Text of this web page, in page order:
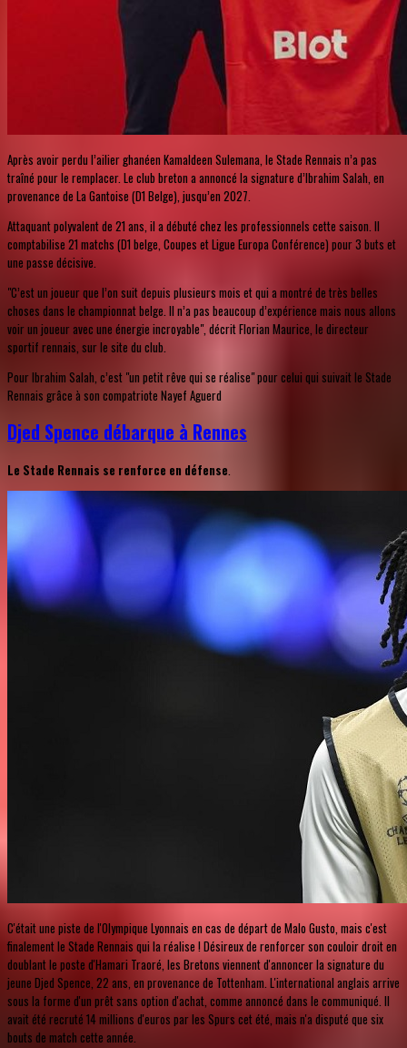
Après avoir perdu l’ailier ghanéen Kamaldeen Sulemana, le Stade Rennais n’a pas
traîné pour le remplacer. Le club breton a annoncé la signature d’Ibrahim Salah, en
provenance de La Gantoise (D1 Belge), jusqu’en 2027.
Attaquant polyvalent de 21 ans, il a débuté chez les professionnels cette saison. Il
comptabilise 21 matchs (D1 belge, Coupes et Ligue Europa Conférence) pour 3 buts et
une passe décisive.
"C’est un joueur que l’on suit depuis plusieurs mois et qui a montré de très belles
choses dans le championnat belge. Il n’a pas beaucoup d’expérience mais nous allons
voir un joueur avec une énergie incroyable", décrit Florian Maurice, le directeur
sportif rennais, sur le site du club.
Pour Ibrahim Salah, c’est "un petit rêve qui se réalise" pour celui qui suivait le Stade
Rennais grâce à son compatriote Nayef Aguerd
Djed Spence débarque à Rennes
Le Stade Rennais se renforce en défense.
C'était une piste de l'Olympique Lyonnais en cas de départ de Malo Gusto, mais c'est
finalement le Stade Rennais qui la réalise ! Désireux de renforcer son couloir droit en
doublant le poste d'Hamari Traoré, les Bretons viennent d'annoncer la signature du
jeune Djed Spence, 22 ans, en provenance de Tottenham. L'international anglais arrive
sous la forme d'un prêt sans option d'achat, comme annoncé dans le communiqué. Il
avait été recruté 14 millions d'euros par les Spurs cet été, mais n'a disputé que six
bouts de match cette année.